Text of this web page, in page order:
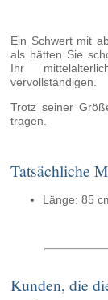
Ein Schwert mit
als hätten Sie
Ihr
vervollständigen.
Trotz seiner
tragen.
Tatsächliche
Länge: 85
Kunden, die